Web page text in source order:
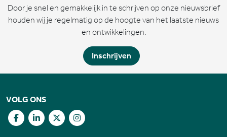
Door je snel en gemakkelijk in te schrijven op onze nieuwsbrief
houden wij je regelmatig op de hoogte van het laatste nieuws
en ontwikkelingen.
Inschrijven
VOLG ONS